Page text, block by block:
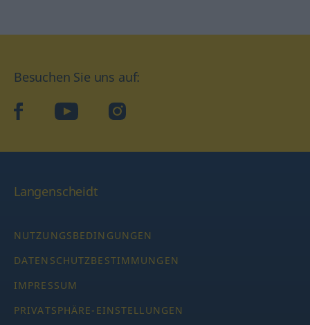
Besuchen Sie uns auf:
facebookYouTube Instagram
Langenscheidt
NUTZUNGSBEDINGUNGEN
DATENSCHUTZBESTIMMUNGEN
IMPRESSUM
PRIVATSPHÄRE-EINSTELLUNGEN